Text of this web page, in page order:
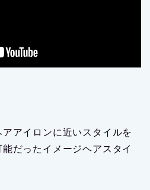
アイロンに近いスタイルを
だったイメージヘアスタイ